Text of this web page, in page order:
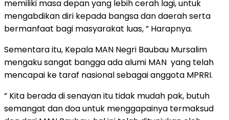
memiliki masa depan yang lebih cerah lagi, untuk
mengabdikan diri kepada bangsa dan daerah serta
bermanfaat bagi masyarakat luas, ” Harapnya.
Sementara itu, Kepala MAN Negri Baubau Mursalim
mengaku sangat bangga ada alumi MAN yang telah
mencapai ke taraf nasional sebagai anggota MPRRI.
” Kita berada di senayan itu tidak mudah pak, butuh
semangat dan doa untuk menggapainya termaksud